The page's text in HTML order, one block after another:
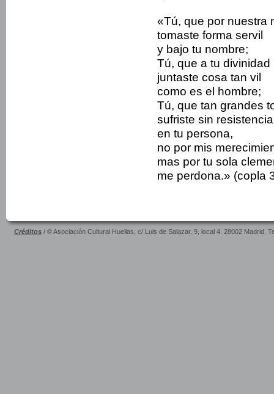
«Tú, que por nuestra
tomaste forma servil
y bajo tu nombre;
Tú, que a tu divinidad
juntaste cosa tan vil
como es el hombre;
Tú, que tan grandes
sufriste sin resistencia
en tu persona,
no por mis
mas por tu sola
me perdona.» (copla
Créditos / © Asociación Cultural Huellas, c/ Luis de Salazar, 9, local 4. 28002 Madrid.